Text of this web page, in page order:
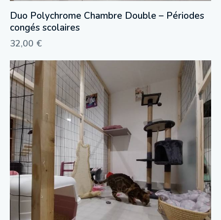
Duo Polychrome Chambre Double – Périodes
congés scolaires
32,00 €